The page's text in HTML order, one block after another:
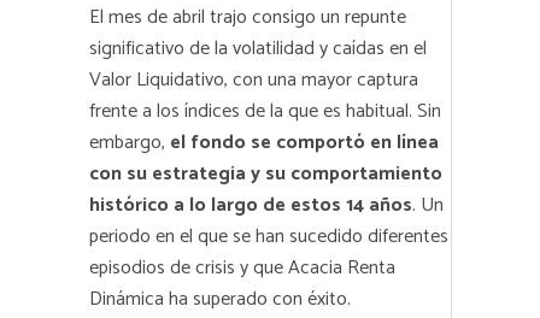
El mes de abril trajo consigo un repunte
significativo de la volatilidad y caídas en el
Valor Liquidativo, con una mayor captura
frente a los índices de la que es habitual. Sin
embargo, el fondo se comportó en línea
con su estrategia y su comportamiento
histórico a lo largo de estos 14 años. Un
periodo en el que se han sucedido diferentes
episodios de crisis y que Acacia Renta
Dinámica ha superado con éxito.